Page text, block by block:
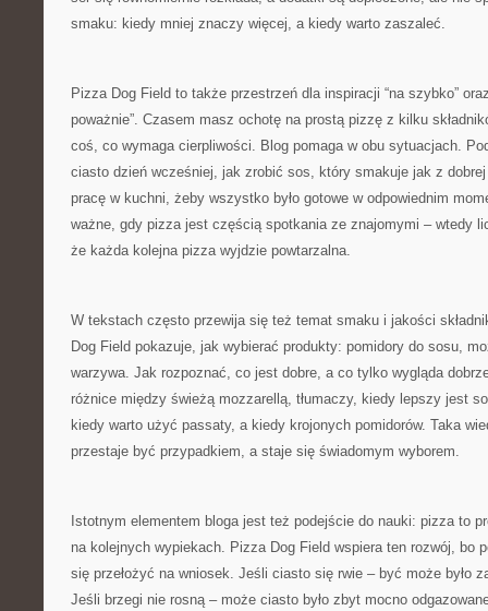
smaku: kiedy mniej znaczy więcej, a kiedy warto zaszaleć.
Pizza Dog Field to także przestrzeń dla inspiracji “na szybko”
poważnie”. Czasem masz ochotę na prostą pizzę z kilku
coś, co wymaga cierpliwości. Blog pomaga w obu sytuacjach.
ciasto dzień wcześniej, jak zrobić sos, który smakuje jak z
pracę w kuchni, żeby wszystko było gotowe w odpowiednim
ważne, gdy pizza jest częścią spotkania ze znajomymi – wtedy
że każda kolejna pizza wyjdzie powtarzalna.
W tekstach często przewija się też temat smaku i jakości
Dog Field pokazuje, jak wybierać produkty: pomidory do sosu,
warzywa. Jak rozpoznać, co jest dobre, a co tylko wygląda
różnice między świeżą mozzarellą, tłumaczy, kiedy lepszy jest
kiedy warto użyć passaty, a kiedy krojonych pomidorów. Taka
przestaje być przypadkiem, a staje się świadomym wyborem.
Istotnym elementem bloga jest też podejście do nauki: pizza to
na kolejnych wypiekach. Pizza Dog Field wspiera ten rozwój, bo
się przełożyć na wniosek. Jeśli ciasto się rwie – być może było
Jeśli brzegi nie rosną – może ciasto było zbyt mocno